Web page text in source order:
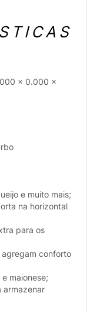
x 0.000 x
e muito mais;
na horizontal
para os
agregam conforto
maionese;
armazenar